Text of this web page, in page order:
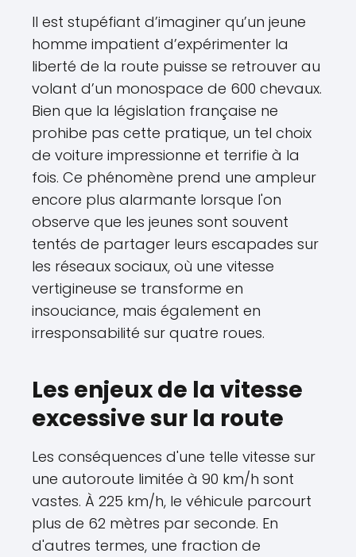
Il est stupéfiant d’imaginer qu’un jeune
homme impatient d’expérimenter la
liberté de la route puisse se retrouver au
volant d’un monospace de 600 chevaux.
Bien que la législation française ne
prohibe pas cette pratique, un tel choix
de voiture impressionne et terrifie à la
fois. Ce phénomène prend une ampleur
encore plus alarmante lorsque l'on
observe que les jeunes sont souvent
tentés de partager leurs escapades sur
les réseaux sociaux, où une vitesse
vertigineuse se transforme en
insouciance, mais également en
irresponsabilité sur quatre roues.
Les enjeux de la vitesse
excessive sur la route
Les conséquences d'une telle vitesse sur
une autoroute limitée à 90 km/h sont
vastes. À 225 km/h, le véhicule parcourt
plus de 62 mètres par seconde. En
d'autres termes, une fraction de